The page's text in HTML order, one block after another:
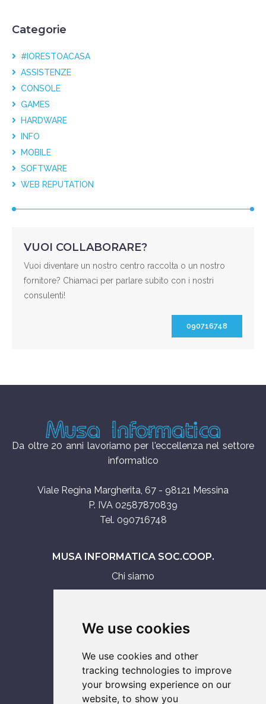
We use cookies
We use cookies and other
tracking technologies to improve
your browsing experience on our
website, to show you
Categorie
#IORESTOACASA
ASSISTENZE
CONSOLE
GAMES
HARDWARE
INFO
MOBILE
SOFTWARE
WEB REPUTATION
VUOI COLLABORARE?
Vuoi diventare un nostro centro raccolta o un nostro
fornitore? Chiamaci per parlare subito con i nostri
consulenti!
090716748
Da oltre 20 anni lavoriamo per l'eccellenza nel settore
informatico
Viale Regina Margherita, 67 - 98121 Messina
P. IVA 02587870839
Tel. 090716748
MUSA INFORMATICA SOC.COOP.
Chi siamo
Vendita
ASSISTENZA SU
Smartphone